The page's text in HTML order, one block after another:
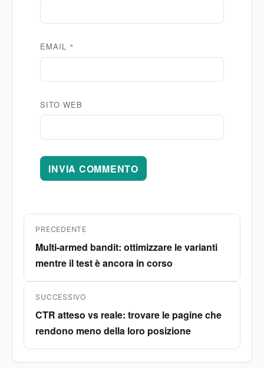
EMAIL *
SITO WEB
Navigazione
articoli
PRECEDENTE
Articolo
precedente:
Multi-armed bandit: ottimizzare le varianti
mentre il test è ancora in corso
SUCCESSIVO
Articolo
successivo:
CTR atteso vs reale: trovare le pagine che
rendono meno della loro posizione